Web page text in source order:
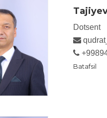
Dotsent
Batafsil